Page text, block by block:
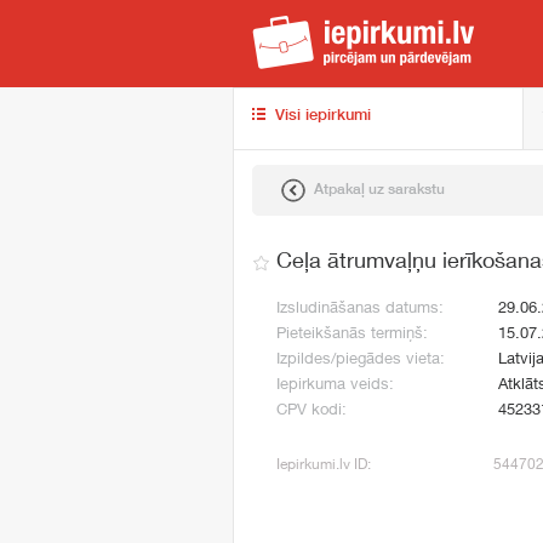
Visi iepirkumi
Atpakaļ uz sarakstu
Ceļa ātrumvaļņu
Izsludināšanas datums:
Pieteikšanās termiņš:
Izpildes/piegādes vieta:
Iepirkuma veids:
CPV kodi:
Iepirkumi.lv ID: